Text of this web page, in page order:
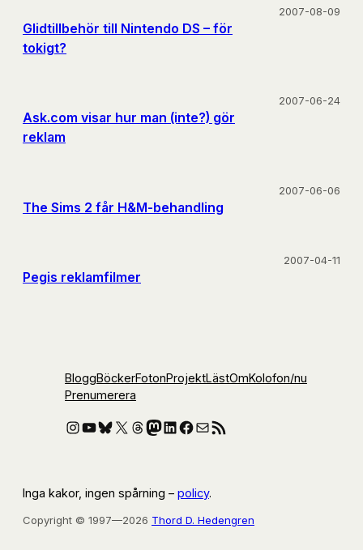
Glidtillbehör till Nintendo DS – för
tokigt?
2007-08-09
Ask.com visar hur man (inte?) gör
reklam
2007-06-24
The Sims 2 får H&M-behandling
2007-06-06
Pegis reklamfilmer
2007-04-11
BloggBöckerFotonProjektLästOmKolofon/nu
Prenumerera
Instagram
YouTube
Bluesky
X Threads
Mastodon
LinkedIn
Facebook
E-postRSS-flöde
Inga kakor, ingen spårning – policy.
Copyright © 1997—2026 Thord D. Hedengren